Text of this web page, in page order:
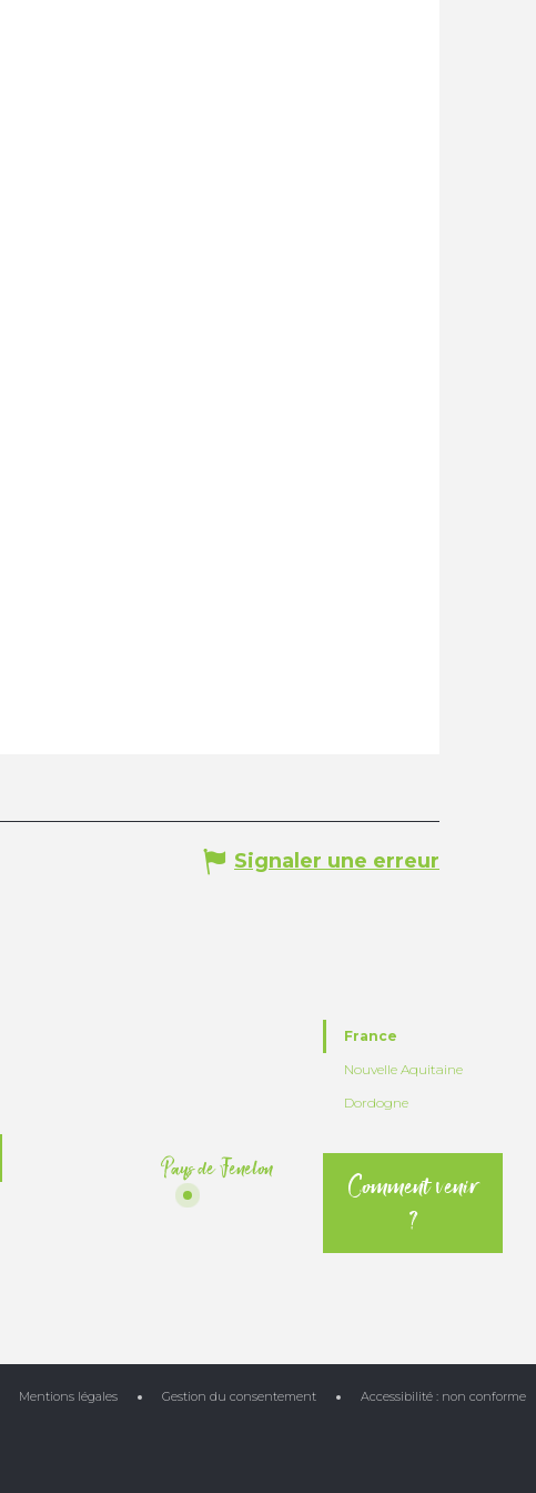
Signaler une erreur
Pays de Fenelon
France
Nouvelle Aquitaine
Dordogne
Comment venir
?
Mentions légales Gestion du consentement Accessibilité : non conforme